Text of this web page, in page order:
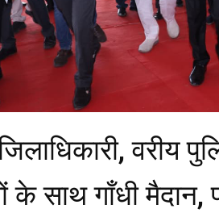
वरीय
के साथ गाँधी मैदान,